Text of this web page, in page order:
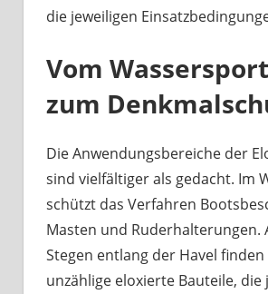
die jeweiligen
Vom
zum
Die Anwendungsbereiche der
sind vielfältiger als gedacht. Im
schützt das Verfahren
Masten und Ruderhalterungen.
Stegen entlang der Havel finden
unzählige eloxierte Bauteile, die